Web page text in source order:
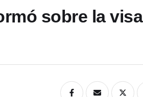
sobre la visa